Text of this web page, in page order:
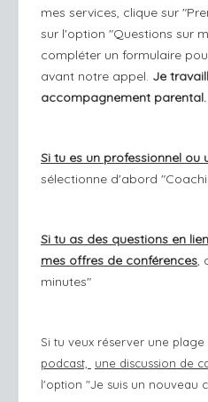
mes services, clique sur
sur l'option "Questions sur
compléter un formulaire
avant notre appel. Je
accompagnement parental.
Si tu es un professionnel ou
sélectionne d'abord
Si tu as des questions en
mes offres de conférences,
minutes"
Si tu veux réserver une
podcast,
une discussion de
l'option "Je suis un nouveau